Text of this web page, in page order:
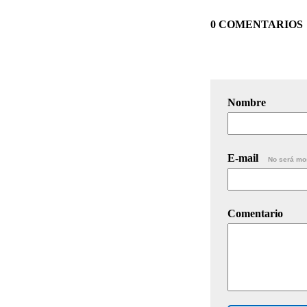
0 COMENTARIOS
Nombre
E-mail No será
Comentario